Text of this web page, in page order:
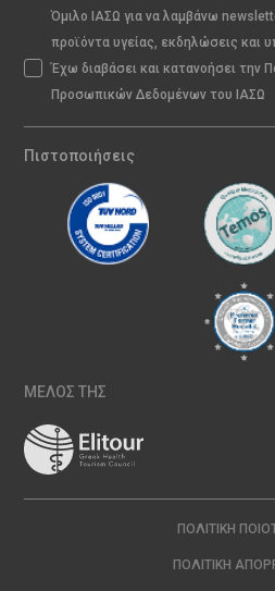
Όμιλο ΙΑΣΩ για να λαμβάνω
προϊόντα υγείας, εκδηλώσεις και
Έχω διαβάσει και κατανοήσει την
Προσωπικών Δεδομένων του ΙΑΣΩ
Πιστοποιήσεις
ΜΕΛΟΣ ΤΗΣ
ΠΟΛΙΤΙΚΉ
ΠΟΛΙΤΙΚΉ